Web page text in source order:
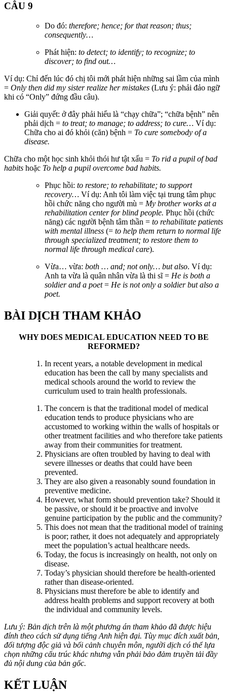
CÂU 9
Do đó: therefore; hence; for that reason; thus;
consequently…
Phát hiện: to detect; to identify; to recognize; to
discover; to find out…
Ví dụ: Chỉ đến lúc đó chị tôi mới phát hiện những sai lầm của mình
= Only then did my sister realize her mistakes (Lưu ý: phải đảo ngữ
khi có “Only” đứng đầu câu).
Giải quyết: ở đây phải hiểu là “chạy chữa”; “chữa bệnh” nên
phải dịch = to treat; to manage; to address; to cure… Ví dụ:
Chữa cho ai đó khỏi (căn) bệnh = To cure somebody of a
disease.
Chữa cho một học sinh khỏi thói hư tật xấu = To rid a pupil of bad
habits hoặc To help a pupil overcome bad habits.
Phục hồi: to restore; to rehabilitate; to support
recovery… Ví dụ: Anh tôi làm việc tại trung tâm phục
hồi chức năng cho người mù = My brother works at a
rehabilitation center for blind people. Phục hồi (chức
năng) các người bệnh tâm thần = to rehabilitate patients
with mental illness (= to help them return to normal life
through specialized treatment; to restore them to
normal life through medical care).
Vừa… vừa: both … and; not only… but also. Ví dụ:
Anh ta vừa là quân nhân vừa là thi sĩ = He is both a
soldier and a poet= He is not only a soldier but also a
poet.
BÀI DỊCH THAM KHẢO
WHY DOES MEDICAL EDUCATION NEED TO BE
REFORMED?
In recent years, a notable development in medical
education has been the call by many specialists and
medical schools around the world to review the
curriculum used to train health professionals.
The concern is that the traditional model of medical
education tends to produce physicians who are
accustomed to working within the walls of hospitals or
other treatment facilities and who therefore take patients
away from their communities for treatment.
Physicians are often troubled by having to deal with
severe illnesses or deaths that could have been
prevented.
They are also given a reasonably sound foundation in
preventive medicine.
However, what form should prevention take? Should it
be passive, or should it be proactive and involve
genuine participation by the public and the community?
This does not mean that the traditional model of training
is poor; rather, it does not adequately and appropriately
meet the population’s actual healthcare needs.
Today, the focus is increasingly on health, not only on
disease.
Today’s physician should therefore be health-oriented
rather than disease-oriented.
Physicians must therefore be able to identify and
address health problems and support recovery at both
the individual and community levels.
Lưu ý: Bản dịch trên là một phương án tham khảo đã được hiệu
đính theo cách sử dụng tiếng Anh hiện đại. Tùy mục đích xuất bản,
đối tượng độc giả và bối cảnh chuyên môn, người dịch có thể lựa
chọn những cấu trúc khác nhưng vẫn phải bảo đảm truyền tải đầy
đủ nội dung của bản gốc.
KẾT LUẬN